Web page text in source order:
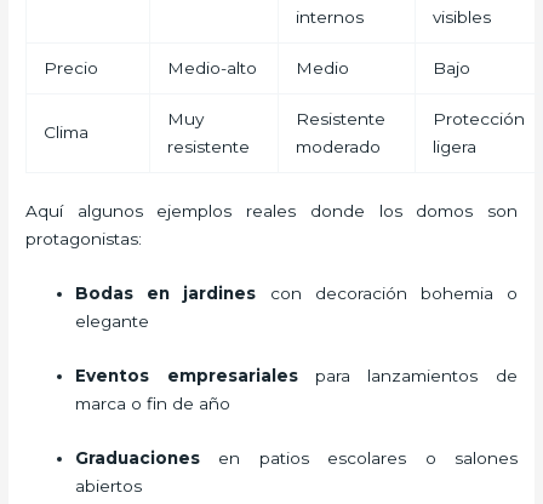
internos
visibles
Precio Medio-alto Medio Bajo
Clima
Muy
resistente
Resistente
moderado
Protección
ligera
Aquí algunos ejemplos reales donde los domos son
protagonistas:
Bodas en jardines con decoración bohemia o
elegante
Eventos empresarialespara lanzamientos de
marca o fin de año
Graduaciones en patios escolares o salones
abiertos